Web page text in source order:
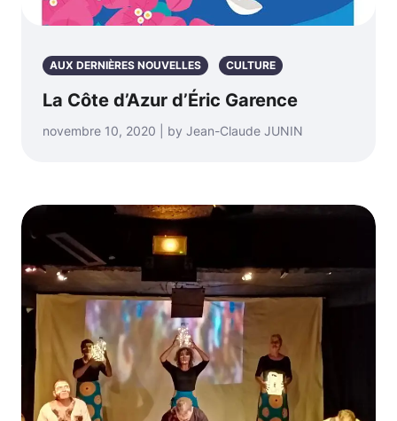
AUX DERNIÈRES NOUVELLES CULTURE
La Côte d’Azur d’Éric Garence
novembre 10, 2020 | by Jean-Claude JUNIN